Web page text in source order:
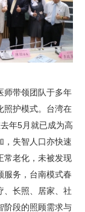
师带领团队于多年
照护模式。台湾在
年5月就已成为高
，失智人口亦快速
常老化，未被发现
服务，台南模式春
、长照、居家、社
阶段的照顾需求与